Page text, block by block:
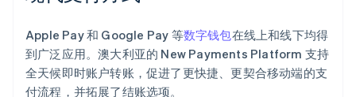
Apple Pay 和 Google Pay 等数字钱包在线上和线下均得
到广泛应用。澳大利亚的 New Payments Platform 支持
全天候即时账户转账，促进了更快捷、更契合移动端的支
付流程，并拓展了结账选项。